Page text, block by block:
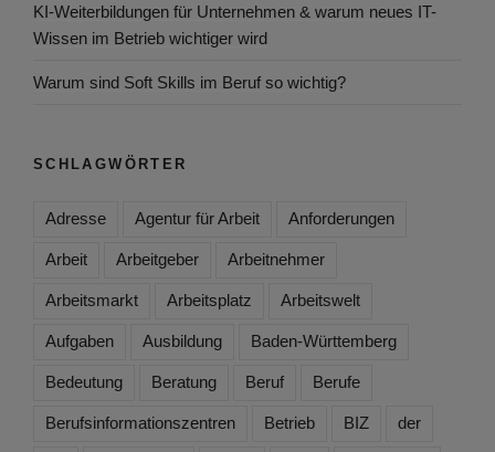
KI-Weiterbildungen für Unternehmen & warum neues IT-
Wissen im Betrieb wichtiger wird
Warum sind Soft Skills im Beruf so wichtig?
SCHLAGWÖRTER
Adresse Agentur für Arbeit Anforderungen
Arbeit Arbeitgeber Arbeitnehmer
Arbeitsmarkt Arbeitsplatz Arbeitswelt
Aufgaben Ausbildung Baden-Württemberg
Bedeutung Beratung Beruf Berufe
Berufsinformationszentren Betrieb BIZ der